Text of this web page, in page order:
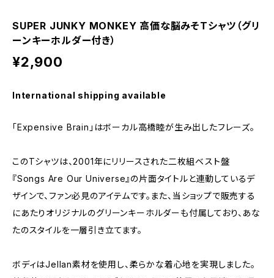
SUPER JUNKY MONKEY 高価な脳みそTシャツ（グリ
ーンキーホルダー付き）
¥2,900
International shipping available
「Expensive Brain」はボーカル高橋睦が生み出したフレーズ。
このTシャツは、2001年にリリースされた二枚組ベスト盤
『Songs Are Our Universe』の片面タイトルと連動しているデ
ザインで、ファン必見のアイテムです。また、当ショップで販売する
にあたりオリジナルのグリーンキーホルダーも付属しており、あな
たのスタイルを一層引き立てます。
ボディはJellan素材を使用し、柔らかな着心地を実現しました。